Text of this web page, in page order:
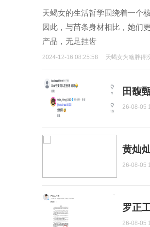
天蝎女的生活哲学围绕着一个
因此，与苗条身材相比，她们
产品，无足挂齿
2024-12-16 08:25:58 天蝎女为啥胖得
田馥
26-08-05
黄灿
26-08-05
罗正
26-08-05